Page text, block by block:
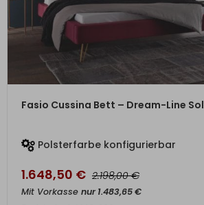
ZUM PRODUKT
Fasio Cussina Bett – Dream-Line
Polsterfarbe konfigurierbar
1.648,50 € 2.198,00€
Mit Vorkasse nur1.483,65€